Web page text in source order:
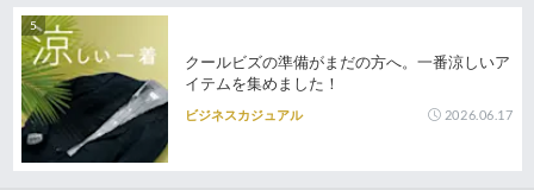
クールビズの準備がまだの方へ。一番涼しいア
イテムを集めました！
ビジネスカジュアル 2026.06.17